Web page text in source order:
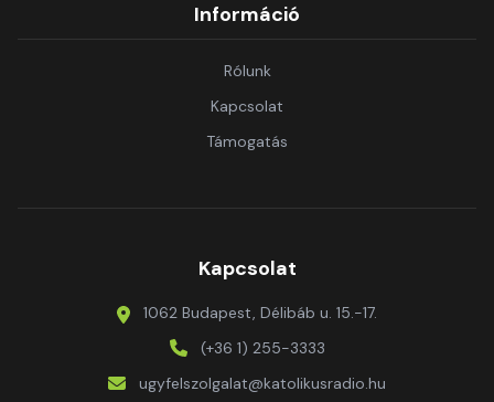
Információ
Rólunk
Kapcsolat
Támogatás
Kapcsolat
1062 Budapest, Délibáb u. 15.-17.
(+36 1) 255-3333
ugyfelszolgalat@katolikusradio.hu